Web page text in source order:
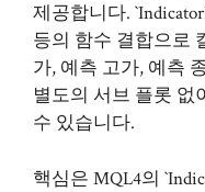
제공합니다.
등의 함수 결합으로
가, 예측 고가, 예측
별도의 서브 플롯 없
수 있습니다.
핵심은 MQL4의